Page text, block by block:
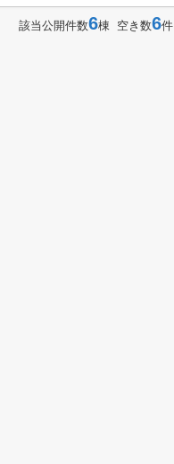
該当公開件数6棟 空き数6件